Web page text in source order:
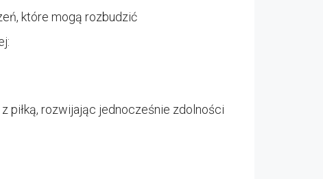
które mogą rozbudzić
piłką, rozwijając jednocześnie zdolności